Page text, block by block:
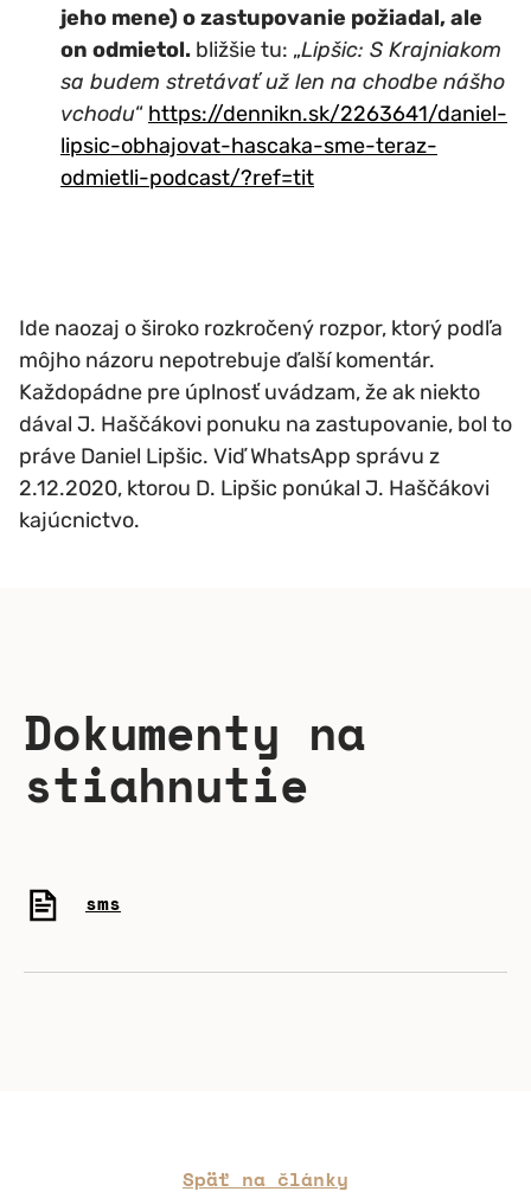
jeho mene) o zastupovanie požiadal, ale
on odmietol. bližšie tu: „Lipšic: S Krajniakom
sa budem stretávať už len na chodbe nášho
vchodu“ https://dennikn.sk/2263641/daniel-
lipsic-obhajovat-hascaka-sme-teraz-
odmietli-podcast/?ref=tit
Ide naozaj o široko rozkročený rozpor, ktorý podľa
môjho názoru nepotrebuje ďalší komentár.
Každopádne pre úplnosť uvádzam, že ak niekto
dával J. Haščákovi ponuku na zastupovanie, bol to
práve Daniel Lipšic. Viď WhatsApp správu z
2.12.2020, ktorou D. Lipšic ponúkal J. Haščákovi
kajúcnictvo.
Dokumenty na
stiahnutie
sms
Späť na články